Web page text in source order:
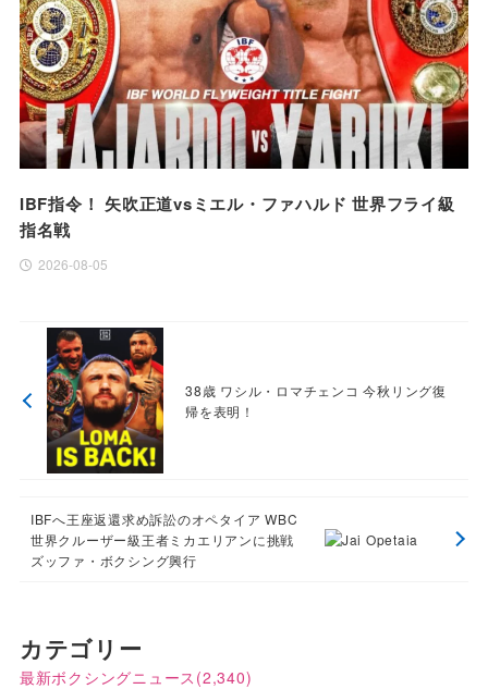
IBF指令！ 矢吹正道vsミエル・ファハルド 世界フライ級
指名戦
2026-08-05
38歳 ワシル・ロマチェンコ 今秋リング復
帰を表明！
IBFへ王座返還求め訴訟のオペタイア WBC
世界クルーザー級王者ミカエリアンに挑戦
ズッファ・ボクシング興行
カテゴリー
最新ボクシングニュース (2,340)